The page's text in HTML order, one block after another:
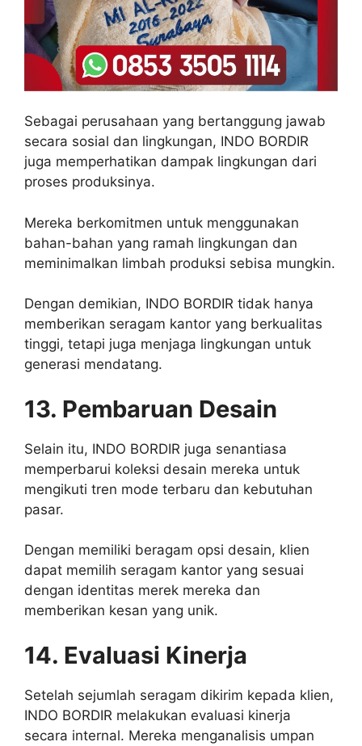
Sebagai perusahaan yang bertanggung jawab
secara sosial dan lingkungan, INDO BORDIR
juga memperhatikan dampak lingkungan dari
proses produksinya.
Mereka berkomitmen untuk menggunakan
bahan-bahan yang ramah lingkungan dan
meminimalkan limbah produksi sebisa mungkin.
Dengan demikian, INDO BORDIR tidak hanya
memberikan seragam kantor yang berkualitas
tinggi, tetapi juga menjaga lingkungan untuk
generasi mendatang.
13. Pembaruan Desain
Selain itu, INDO BORDIR juga senantiasa
memperbarui koleksi desain mereka untuk
mengikuti tren mode terbaru dan kebutuhan
pasar.
Dengan memiliki beragam opsi desain, klien
dapat memilih seragam kantor yang sesuai
dengan identitas merek mereka dan
memberikan kesan yang unik.
14. Evaluasi Kinerja
Setelah sejumlah seragam dikirim kepada klien,
INDO BORDIR melakukan evaluasi kinerja
secara internal. Mereka menganalisis umpan